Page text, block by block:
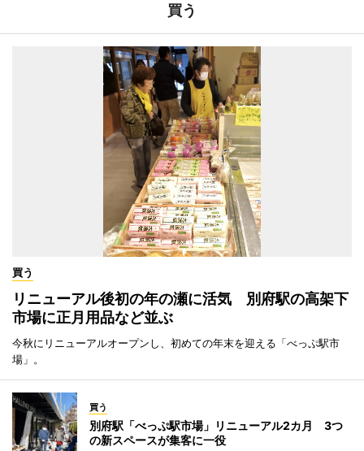
買う
買う
リニューアル後初の年の瀬に活気 別府駅の高架下
市場に正月用品など並ぶ
今秋にリニューアルオープンし、初めての年末を迎える「べっぷ駅市
場」。
買う
別府駅「べっぷ駅市場」リニューアル2カ月 3つ
の新スペースが集客に一役